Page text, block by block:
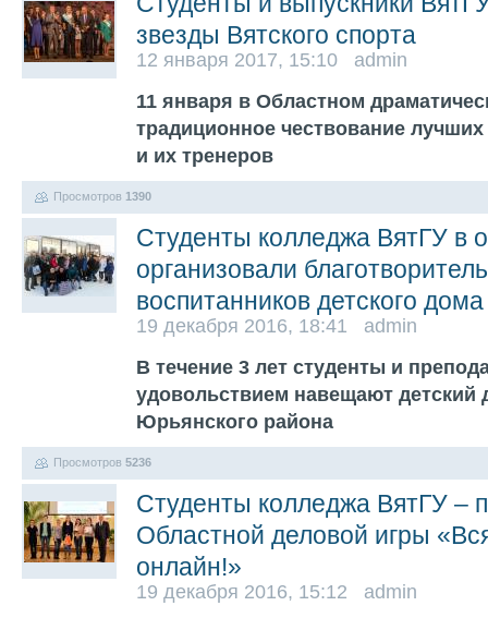
звезды Вятского спорта
12 января 2017, 15:10 admin
11 января в Областном
традиционное чествование
и их тренеров
Просмотров 1390
Студенты колледжа ВятГУ в
организовали
воспитанников детского
19 декабря 2016, 18:41 admin
В течение 3 лет студенты и
удовольствием навещают детский
Юрьянского района
Просмотров 5236
Студенты колледжа ВятГУ –
Областной деловой игры
онлайн!»
19 декабря 2016, 15:12 admin